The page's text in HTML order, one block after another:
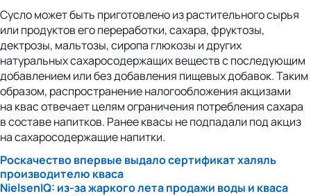
Сусло может быть приготовлено из растительного сырья
или продуктов его переработки, сахара, фруктозы,
дектрозы, мальтозы, сиропа глюкозы и других
натуральных сахаросодержащих веществ с последующим
добавлением или без добавления пищевых добавок. Таким
образом, распространение налогообложения акцизами
на квас отвечает целям ограничения потребления сахара
в составе напитков. Ранее квасы не подпадали под акциз
на сахаросодержащие напитки.
Роскачество впервые выдало сертификат халяль
производителю кваса
NielsenIQ: из-зажаркого лета продажи воды и кваса